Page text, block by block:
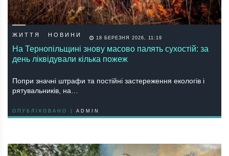
ЖИТТЯ НОВИНИ 18 БЕРЕЗНЯ 2026, 11:19
На Тернопільщині знову масово палять сухостій: за
день ліквідували кілька пожеж
Попри значні штрафи та постійні застереження екологів і
рятувальників, на…
ОПУБЛІКОВАНО | ADMIN